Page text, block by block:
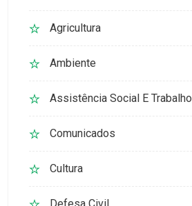
Agricultura
Ambiente
Assistência Social E Trabalho
Comunicados
Cultura